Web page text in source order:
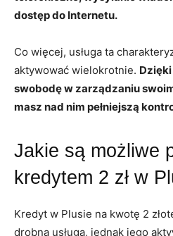
dostęp do Internetu.
Co więcej, usługa ta
aktywować wielokrotnie.
swobodę w zarządzaniu
masz nad nim pełniejszą
Jakie są możliwe
kredytem 2 zł w
Kredyt w Plusie na kwotę 2
drobną usługą, jednak jego